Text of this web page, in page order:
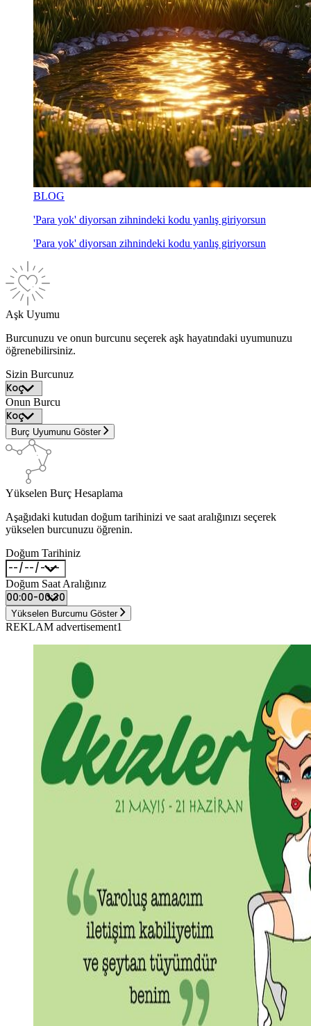
BLOG
'Para yok' diyorsan zihnindeki kodu yanlış giriyorsun
'Para yok' diyorsan zihnindeki kodu yanlış giriyorsun
Aşk Uyumu
Burcunuzu ve onun burcunu seçerek aşk hayatındaki uyumunuzu
öğrenebilirsiniz.
Sizin Burcunuz
Onun Burcu
Burç Uyumunu Göster
Yükselen Burç Hesaplama
Aşağıdaki kutudan doğum tarihinizi ve saat aralığınızı seçerek
yükselen burcunuzu öğrenin.
Doğum Tarihiniz
Doğum Saat Aralığınız
Yükselen Burcumu Göster
REKLAM advertisement1